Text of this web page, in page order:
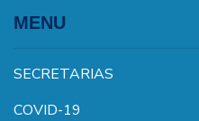
MENU
SECRETARIAS
COVID-19